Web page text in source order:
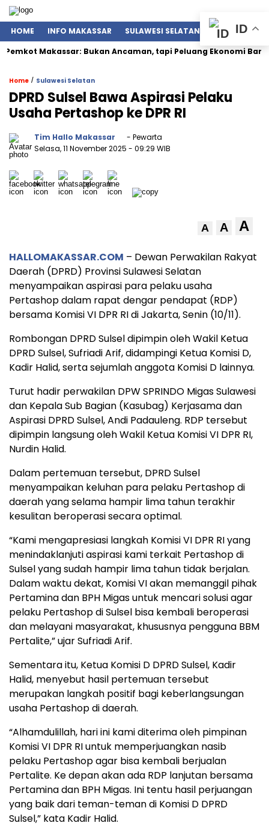
HOME INFO MAKASSAR SULAWESI SELATAN NASIONAL
Makassar: Bukan Ancaman, tapi Peluang Ekonomi Baru
Home / Sulawesi Selatan
DPRD Sulsel Bawa Aspirasi Pelaku
Usaha Pertashop ke DPR RI
Tim Hallo Makassar
- Pewarta
Selasa, 11 November 2025 - 09:29 WIB
A A A
HALLOMAKASSAR.COM – Dewan Perwakilan Rakyat
Daerah (DPRD) Provinsi Sulawesi Selatan
menyampaikan aspirasi para pelaku usaha
Pertashop dalam rapat dengar pendapat (RDP)
bersama Komisi VI DPR RI di Jakarta, Senin (10/11).
Rombongan DPRD Sulsel dipimpin oleh Wakil Ketua
DPRD Sulsel, Sufriadi Arif, didampingi Ketua Komisi D,
Kadir Halid, serta sejumlah anggota Komisi D lainnya.
Turut hadir perwakilan DPW SPRINDO Migas Sulawesi
dan Kepala Sub Bagian (Kasubag) Kerjasama dan
Aspirasi DPRD Sulsel, Andi Padauleng. RDP tersebut
dipimpin langsung oleh Wakil Ketua Komisi VI DPR RI,
Nurdin Halid.
Dalam pertemuan tersebut, DPRD Sulsel
menyampaikan keluhan para pelaku Pertashop di
daerah yang selama hampir lima tahun terakhir
kesulitan beroperasi secara optimal.
“Kami mengapresiasi langkah Komisi VI DPR RI yang
menindaklanjuti aspirasi kami terkait Pertashop di
Sulsel yang sudah hampir lima tahun tidak berjalan.
Dalam waktu dekat, Komisi VI akan memanggil pihak
Pertamina dan BPH Migas untuk mencari solusi agar
pelaku Pertashop di Sulsel bisa kembali beroperasi
dan melayani masyarakat, khususnya pengguna BBM
Pertalite,” ujar Sufriadi Arif.
Sementara itu, Ketua Komisi D DPRD Sulsel, Kadir
Halid, menyebut hasil pertemuan tersebut
merupakan langkah positif bagi keberlangsungan
usaha Pertashop di daerah.
“Alhamdulillah, hari ini kami diterima oleh pimpinan
Komisi VI DPR RI untuk memperjuangkan nasib
pelaku Pertashop agar bisa kembali berjualan
Pertalite. Ke depan akan ada RDP lanjutan bersama
Pertamina dan BPH Migas. Ini tentu hasil perjuangan
yang baik dari teman-teman di Komisi D DPRD
Sulsel,” kata Kadir Halid.
ID